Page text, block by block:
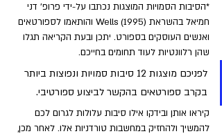
*הסיבות הסמויות המוצגות נכתבו על-ידי פרופ' דני
חמיאל בהשראת (Wells (1995 והותאמו לספורטאים
ואנשים העוסקים בספורט. יתכן ובעת הקריאה תגלו
שהן רלוונטיות לעוד תחומים בחייכם.
לפניכם מוצגות 12 סיבות סמויות ונפוצות ביותר
בקרב ספורטאים בהקשר לביצוע ספורטיבי.
קיראו אותן ובידקו אילו סיבות עלולות לגרום לכם
להמשיך ולהחזיק במחשבות טורדניות אלו. לאחר מכן,